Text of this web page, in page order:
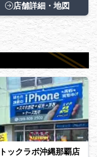
店舗詳細・地図
ックラボ沖縄那覇店